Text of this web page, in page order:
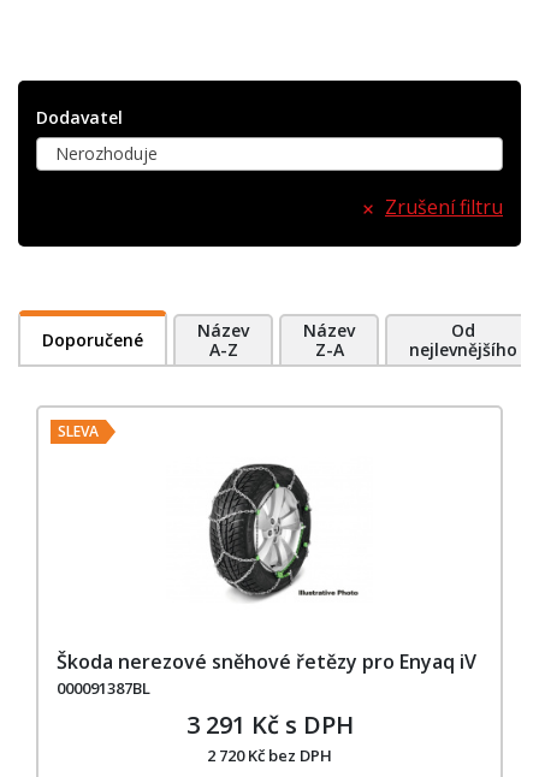
Dodavatel
Nerozhoduje
Zrušení filtru
Doporučené
Název
A-Z
Název
Z-A
Od
nejlevnějšího
SLEVA
Škoda nerezové sněhové řetězy pro Enyaq iV
000091387BL
3 291 Kč s DPH
2 720 Kč bez DPH